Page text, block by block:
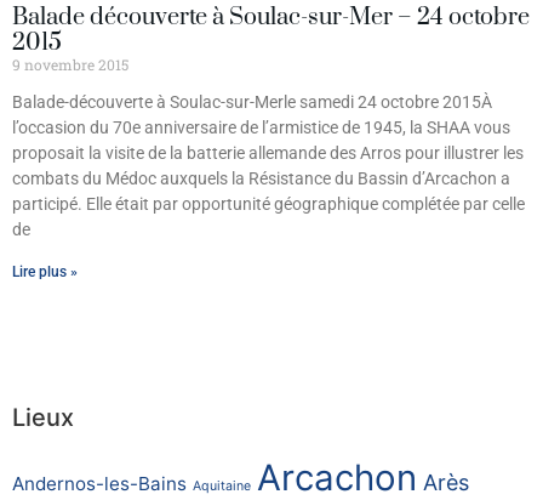
Balade découverte à Soulac-sur-Mer – 24 octobre
2015
9 novembre 2015
Balade-découverte à Soulac-sur-Merle samedi 24 octobre 2015À
l’occasion du 70e anniversaire de l’armistice de 1945, la SHAA vous
proposait la visite de la batterie allemande des Arros pour illustrer les
combats du Médoc auxquels la Résistance du Bassin d’Arcachon a
participé. Elle était par opportunité géographique complétée par celle
de
Lire plus »
Lieux
Andernos-les-Bains Aquitaine Arcachon Arès